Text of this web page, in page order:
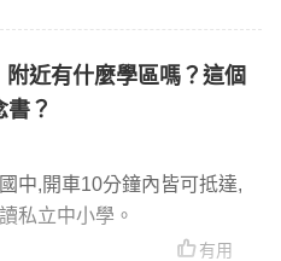
附近有什麼學區嗎？這個
？
中,開車10分鐘內皆可抵達,
私立中小學。
有用